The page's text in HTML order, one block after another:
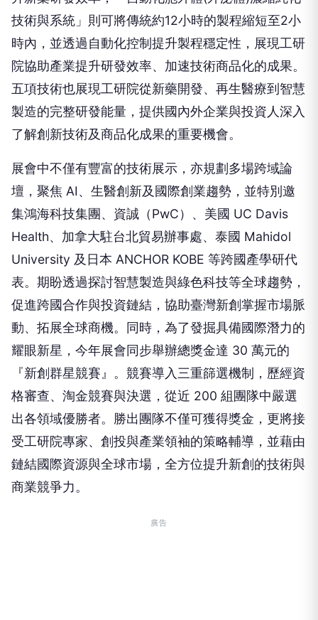
技術與系統」則可將傳統約12小時的製程縮短至2小
時內，並透過自動化控制提升製程穩定性，展現工研
院協助產業提升研發效率、加速技術商品化的成果。
五項技術也展現工研院從新藥開發、再生醫療到智慧
製造的完整研發能量，提供國內外企業與投資人深入
了解創新技術及商品化成果的重要機會。
展會中不僅有豐富的技術展示，亦規劃多場跨域論
壇，聚焦 AI、生醫創新及國際創業趨勢，並特別邀
集鴻海科技集團、資誠（PwC）、美國 UC Davis
Health、加拿大駐台北貿易辦事處、泰國 Mahidol
University 及日本 ANCHOR KOBE 等跨國產學研代
表。期盼透過探討智慧製造與綠色科技等全球趨勢，
促進跨國合作與投資鏈結，協助臺灣新創掌握市場脈
動、拓展全球商機。同時，為了發掘具備國際潛力的
耀眼新星，今年展會同步舉辦總獎金達 30 萬元的
『新創群星競賽』。競賽導入三重篩選機制，歷經資
格審查、淘金競賽與決選，從近 200 組團隊中嚴選
出各領域優勝者。勝出團隊不僅可獲得獎金，更將接
受工研院專家、創投與產業領袖的策略輔導，並藉由
鏈結國際資源與全球市場，全方位提升新創的技術與
商業競爭力。
廣告